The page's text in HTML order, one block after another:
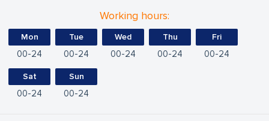
Working hours:
Mon
00 24
Tue
00 24
Wed
00 24
Thu
00 24
Fri
00 24
Sat
00 24
Sun
00 24